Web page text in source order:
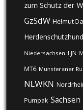
zum Schutz der
GzSdW Helmut
Niedersachsen LJN
MT6 Munsteraner
NLWKN
Pumpak Sachsen